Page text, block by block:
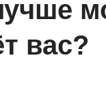
вас?